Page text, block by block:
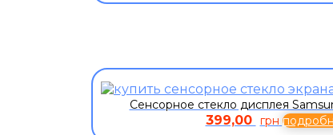
Сенсорное стекло дисплея
399,00 грн